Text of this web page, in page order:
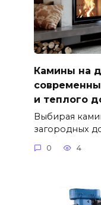
Камины на
и теплого
Выбирая
загородных
0 4